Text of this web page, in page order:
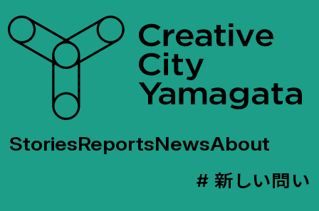
StoriesReportsNewsAbout
# 新しい問い